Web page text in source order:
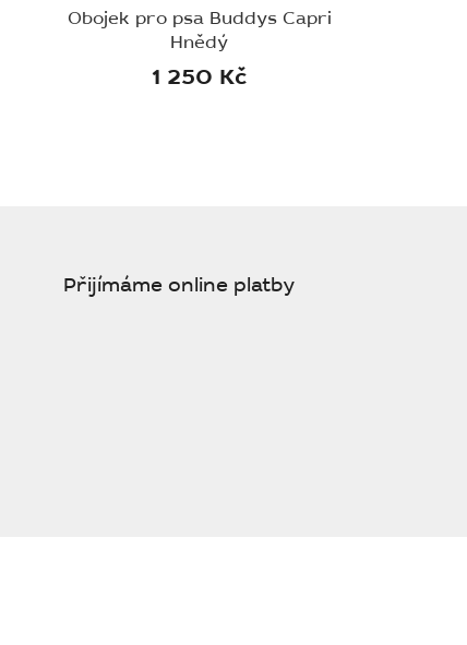
Obojek pro psa Buddys Capri
Hnědý
1 250 Kč
Přijímáme online platby